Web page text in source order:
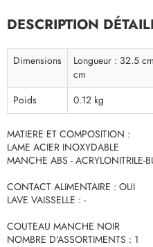
DESCRIPTION
Dimensions
Longueur : 32.5
cm
Poids
0.12 kg
MATIERE ET COMPOSITION :
LAME ACIER INOXYDABLE
MANCHE ABS - ACRYLONITRILE-
CONTACT ALIMENTAIRE : OUI
LAVE VAISSELLE : -
COUTEAU MANCHE NOIR
NOMBRE D'ASSORTIMENTS : 1